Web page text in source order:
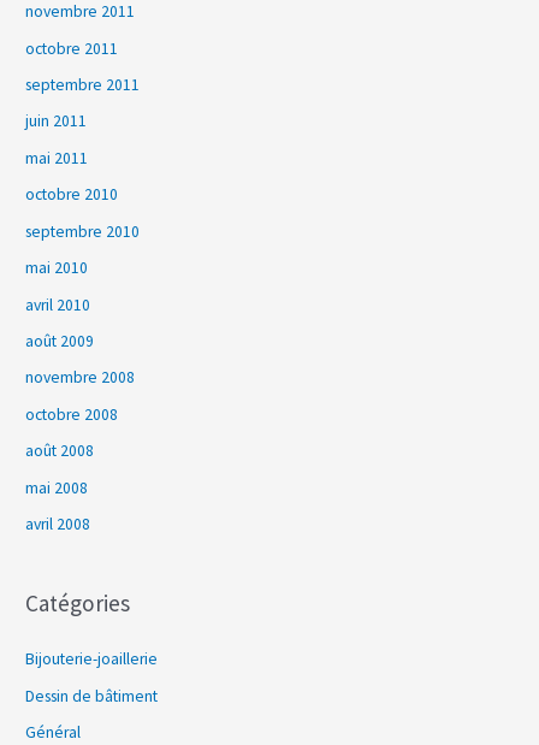
novembre 2011
octobre 2011
septembre 2011
juin 2011
mai 2011
octobre 2010
septembre 2010
mai 2010
avril 2010
août 2009
novembre 2008
octobre 2008
août 2008
mai 2008
avril 2008
Catégories
Bijouterie-joaillerie
Dessin de bâtiment
Général